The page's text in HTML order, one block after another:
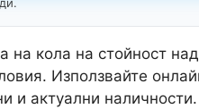
на кола на стойност
Използвайте
и актуални наличности.